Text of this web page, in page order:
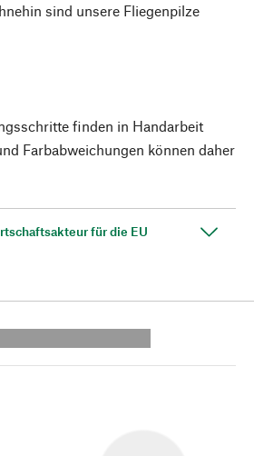
sind unsere Fliegenpilze
finden in Handarbeit
Farbabweichungen können daher
für die EU